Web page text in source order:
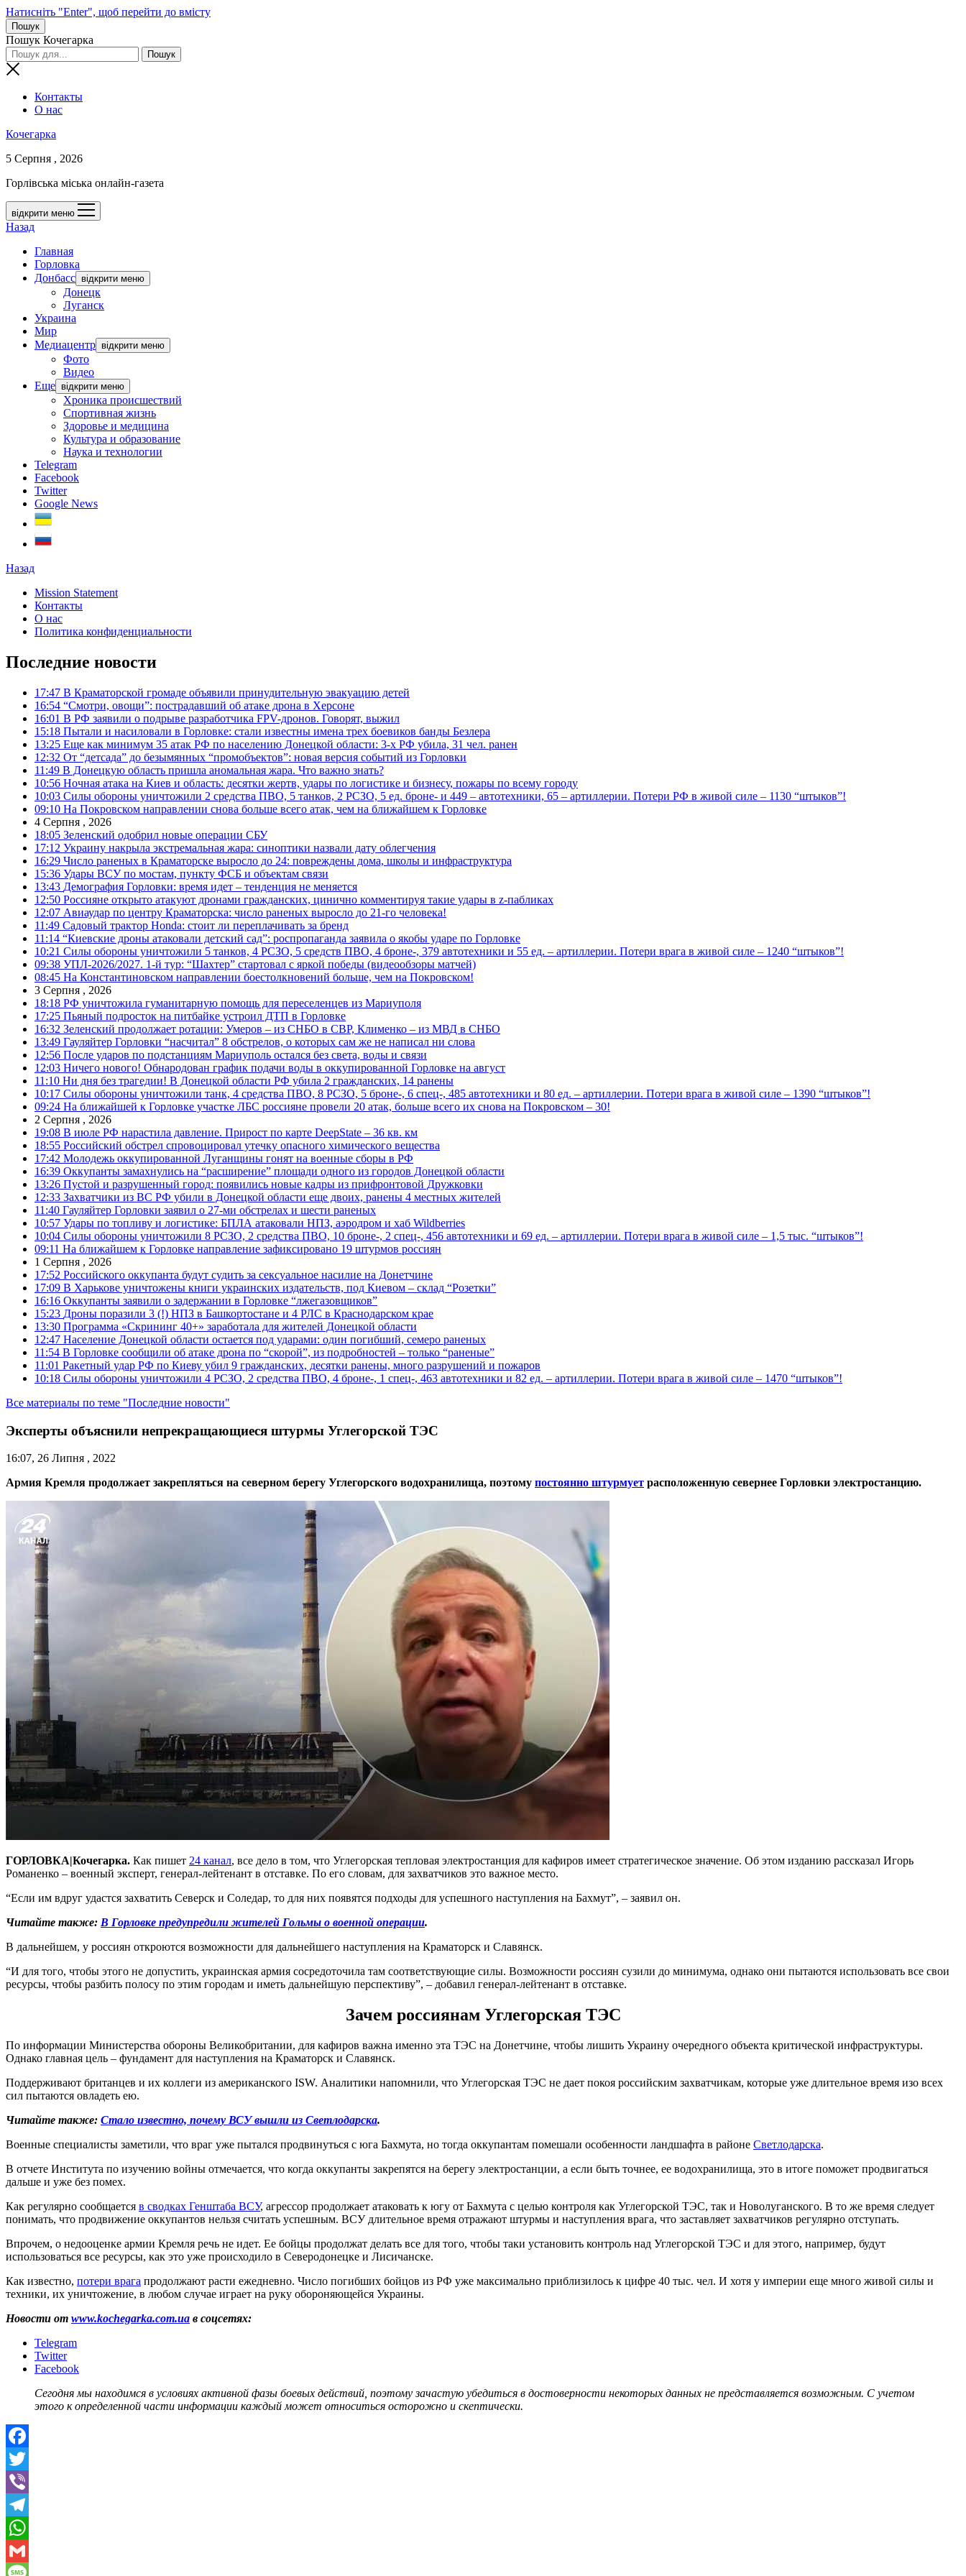
Натисніть "Enter", щоб перейти до вмісту
Пошук
Пошук Кочегарка
Контакты
О нас
Кочегарка
5 Серпня , 2026
Горлівська міська онлайн-газета
відкрити меню
Назад
Главная
Горловка
Донбасс відкрити меню
Донецк
Луганск
Украина
Мир
Медиацентр відкрити меню
Фото
Видео
Еще відкрити меню
Хроника происшествий
Спортивная жизнь
Здоровье и медицина
Культура и образование
Наука и технологии
Telegram
Facebook
Twitter
Google News
Назад
Mission Statement
Контакты
О нас
Политика конфиденциальности
Последние новости
17:47 В Краматорской громаде объявили принудительную эвакуацию детей
16:54 “Смотри, овощи”: пострадавший об атаке дрона в Херсоне
16:01 В РФ заявили о подрыве разработчика FPV-дронов. Говорят, выжил
15:18 Пытали и насиловали в Горловке: стали известны имена трех боевиков банды Безлера
13:25 Еще как минимум 35 атак РФ по населению Донецкой области: 3-х РФ убила, 31 чел. ранен
12:32 От “детсада” до безымянных “промобъектов”: новая версия событий из Горловки
11:49 В Донецкую область пришла аномальная жара. Что важно знать?
10:56 Ночная атака на Киев и область: десятки жертв, удары по логистике и бизнесу, пожары по всему городу
10:03 Силы обороны уничтожили 2 средства ПВО, 5 танков, 2 РСЗО, 5 ед. броне- и 449 – автотехники, 65 – артиллерии. Потери РФ в живой силе – 1130 “штыков”!
09:10 На Покровском направлении снова больше всего атак, чем на ближайшем к Горловке
4 Серпня , 2026
18:05 Зеленский одобрил новые операции СБУ
17:12 Украину накрыла экстремальная жара: синоптики назвали дату облегчения
16:29 Число раненых в Краматорске выросло до 24: повреждены дома, школы и инфраструктура
15:36 Удары ВСУ по мостам, пункту ФСБ и объектам связи
13:43 Демография Горловки: время идет – тенденция не меняется
12:50 Россияне открыто атакуют дронами гражданских, цинично комментируя такие удары в z-пабликах
12:07 Авиаудар по центру Краматорска: число раненых выросло до 21-го человека!
11:49 Садовый трактор Honda: стоит ли переплачивать за бренд
11:14 “Киевские дроны атаковали детский сад”: роспропаганда заявила о якобы ударе по Горловке
10:21 Силы обороны уничтожили 5 танков, 4 РСЗО, 5 средств ПВО, 4 броне-, 379 автотехники и 55 ед. – артиллерии. Потери врага в живой силе – 1240 “штыков”!
09:38 УПЛ-2026/2027. 1-й тур: “Шахтер” стартовал с яркой победы (видеообзоры матчей)
08:45 На Константиновском направлении боестолкновений больше, чем на Покровском!
3 Серпня , 2026
18:18 РФ уничтожила гуманитарную помощь для переселенцев из Мариуполя
17:25 Пьяный подросток на питбайке устроил ДТП в Горловке
16:32 Зеленский продолжает ротации: Умеров – из СНБО в СВР, Клименко – из МВД в СНБО
13:49 Гауляйтер Горловки “насчитал” 8 обстрелов, о которых сам же не написал ни слова
12:56 После ударов по подстанциям Мариуполь остался без света, воды и связи
12:03 Ничего нового! Обнародован график подачи воды в оккупированной Горловке на август
11:10 Ни дня без трагедии! В Донецкой области РФ убила 2 гражданских, 14 ранены
10:17 Силы обороны уничтожили танк, 4 средства ПВО, 8 РСЗО, 5 броне-, 6 спец-, 485 автотехники и 80 ед. – артиллерии. Потери врага в живой силе – 1390 “штыков”!
09:24 На ближайшей к Горловке участке ЛБС россияне провели 20 атак, больше всего их снова на Покровском – 30!
2 Серпня , 2026
19:08 В июле РФ нарастила давление. Прирост по карте DeepState – 36 кв. км
18:55 Российский обстрел спровоцировал утечку опасного химического вещества
17:42 Молодежь оккупированной Луганщины гонят на военные сборы в РФ
16:39 Оккупанты замахнулись на “расширение” площади одного из городов Донецкой области
13:26 Пустой и разрушенный город: появились новые кадры из прифронтовой Дружковки
12:33 Захватчики из ВС РФ убили в Донецкой области еще двоих, ранены 4 местных жителей
11:40 Гауляйтер Горловки заявил о 27-ми обстрелах и шести раненых
10:57 Удары по топливу и логистике: БПЛА атаковали НПЗ, аэродром и хаб Wildberries
10:04 Силы обороны уничтожили 8 РСЗО, 2 средства ПВО, 10 броне-, 2 спец-, 456 автотехники и 69 ед. – артиллерии. Потери врага в живой силе – 1,5 тыс. “штыков”!
09:11 На ближайшем к Горловке направление зафиксировано 19 штурмов россиян
1 Серпня , 2026
17:52 Российского оккупанта будут судить за сексуальное насилие на Донетчине
17:09 В Харькове уничтожены книги украинских издательств, под Киевом – склад “Розетки”
16:16 Оккупанты заявили о задержании в Горловке “лжегазовщиков”
15:23 Дроны поразили 3 (!) НПЗ в Башкортостане и 4 РЛС в Краснодарском крае
13:30 Программа «Скрининг 40+» заработала для жителей Донецкой области
12:47 Население Донецкой области остается под ударами: один погибший, семеро раненых
11:54 В Горловке сообщили об атаке дрона по “скорой”, из подробностей – только “раненые”
11:01 Ракетный удар РФ по Киеву убил 9 гражданских, десятки ранены, много разрушений и пожаров
10:18 Силы обороны уничтожили 4 РСЗО, 2 средства ПВО, 4 броне-, 1 спец-, 463 автотехники и 82 ед. – артиллерии. Потери врага в живой силе – 1470 “штыков”!
Все материалы по теме "Последние новости"
Эксперты объяснили непрекращающиеся штурмы Углегорской ТЭС
16:07, 26 Липня , 2022
Армия Кремля продолжает закрепляться на северном берегу Углегорского водохранилища, поэтому постоянно штурмует расположенную севернее Горловки электростанцию.
ГОРЛОВКА|Кочегарка. Как пишет 24 канал, все дело в том, что Углегорская тепловая электростанция для кафиров имеет стратегическое значение. Об этом изданию рассказал Игорь
Романенко – военный эксперт, генерал-лейтенант в отставке. По его словам, для захватчиков это важное место.
“Если им вдруг удастся захватить Северск и Соледар, то для них появятся подходы для успешного наступления на Бахмут”, – заявил он.
Читайте также: В Горловке предупредили жителей Гольмы о военной операции.
В дальнейшем, у россиян откроются возможности для дальнейшего наступления на Краматорск и Славянск.
“И для того, чтобы этого не допустить, украинская армия сосредоточила там соответствующие силы. Возможности россиян сузили до минимума, однако они пытаются использовать все свои
ресурсы, чтобы разбить полосу по этим городам и иметь дальнейшую перспективу”, – добавил генерал-лейтенант в отставке.
Зачем россиянам Углегорская ТЭС
По информации Министерства обороны Великобритании, для кафиров важна именно эта ТЭС на Донетчине, чтобы лишить Украину очередного объекта критической инфраструктуры.
Однако главная цель – фундамент для наступления на Краматорск и Славянск.
Поддерживают британцев и их коллеги из американского ISW. Аналитики напомнили, что Углегорская ТЭС не дает покоя российским захватчикам, которые уже длительное время изо всех
сил пытаются овладеть ею.
Читайте также: Стало известно, почему ВСУ вышли из Светлодарска.
Военные специалисты заметили, что враг уже пытался продвинуться с юга Бахмута, но тогда оккупантам помешали особенности ландшафта в районе Светлодарска.
В отчете Института по изучению войны отмечается, что когда оккупанты закрепятся на берегу электростанции, а если быть точнее, ее водохранилища, это в итоге поможет продвигаться
дальше и уже без помех.
Как регулярно сообщается в сводках Генштаба ВСУ, агрессор продолжает атаковать к югу от Бахмута с целью контроля как Углегорской ТЭС, так и Новолуганского. В то же время следует
понимать, что продвижение оккупантов нельзя считать успешным. ВСУ длительное время отражают штурмы и наступления врага, что заставляет захватчиков регулярно отступать.
Впрочем, о недооценке армии Кремля речь не идет. Ее бойцы продолжат делать все для того, чтобы таки установить контроль над Углегорской ТЭС и для этого, например, будут
использоваться все ресурсы, как это уже происходило в Северодонецке и Лисичанске.
Как известно, потери врага продолжают расти ежедневно. Число погибших бойцов из РФ уже максимально приблизилось к цифре 40 тыс. чел. И хотя у империи еще много живой силы и
техники, их уничтожение, в любом случае играет на руку обороняющейся Украины.
Новости от www.kochegarka.com.ua в соцсетях:
Telegram
Twitter
Facebook
Сегодня мы находимся в условиях активной фазы боевых действий, поэтому зачастую убедиться в достоверности некоторых данных не представляется возможным. С учетом
этого к определенной части информации каждый может относиться осторожно и скептически.
Facebook
Twitter
Viber
Telegram
WhatsApp
Gmail